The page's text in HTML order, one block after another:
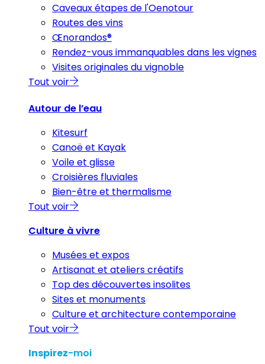
Caveaux étapes de l'Oenotour
Routes des vins
Œnorandos®
Rendez-vous immanquables dans les vignes
Visites originales du vignoble
Tout voir
Autour de l’eau
Kitesurf
Canoë et Kayak
Voile et glisse
Croisières fluviales
Bien-être et thermalisme
Tout voir
Culture à vivre
Musées et expos
Artisanat et ateliers créatifs
Top des découvertes insolites
Sites et monuments
Culture et architecture contemporaine
Tout voir
Inspirez-moi